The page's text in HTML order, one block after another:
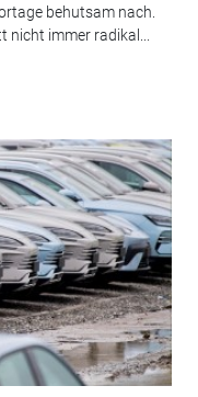
behutsam nach.
nicht immer radikal...